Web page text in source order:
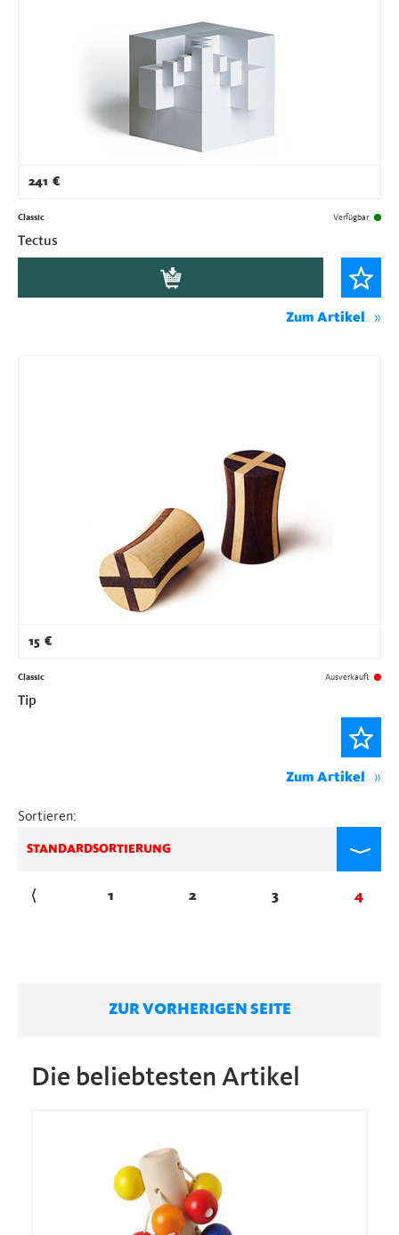
241 €
Classic Verfügbar
Tectus
Zum Artikel
15 €
Classic Ausverkauft
Tip
Zum Artikel
Sortieren:
STANDARDSORTIERUNG
← 1 2 3 4
ZUR VORHERIGEN SEITE
Die beliebtesten Artikel